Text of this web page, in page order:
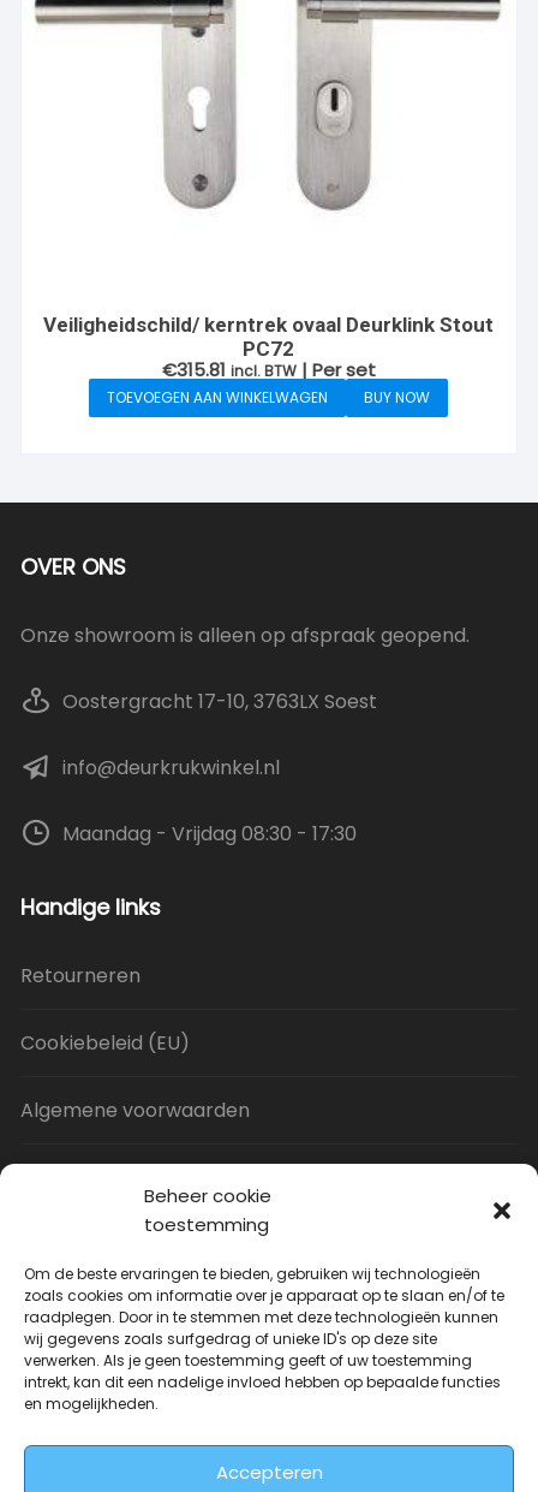
Beheer cookie
toestemming
Om de beste ervaringen te bieden, gebruiken wij technologieën
zoals cookies om informatie over je apparaat op te slaan en/of te
raadplegen. Door in te stemmen met deze technologieën kunnen
wij gegevens zoals surfgedrag of unieke ID's op deze site
verwerken. Als je geen toestemming geeft of uw toestemming
intrekt, kan dit een nadelige invloed hebben op bepaalde functies
en mogelijkheden.
Accepteren
Veiligheidschild/ kerntrek ovaal Deurklink Stout
PC72
€315.81 incl. BTW | Per set
TOEVOEGEN AAN WINKELWAGEN BUY NOW
OVER ONS
Onze showroom is alleen op afspraak geopend.
Oostergracht 17-10, 3763LX Soest
info@deurkrukwinkel.nl
Maandag - Vrijdag 08:30 - 17:30
Handige links
Retourneren
Cookiebeleid (EU)
Algemene voorwaarden
Uitverkoop
JNF Deurklink gebogen 16mm
prijs
was:
prijs
is: